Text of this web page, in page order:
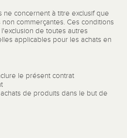
ne concernent à titre exclusif que
commerçantes. Ces conditions
de toutes autres
applicables pour les achats en
le présent contrat
de produits dans le but de